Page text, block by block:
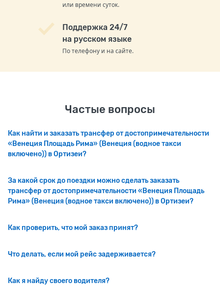
или времени суток.
Поддержка 24/7
на русском языке
По телефону и на сайте.
Частые вопросы
Как найти и заказать трансфер от достопримечательности
«Венеция Площадь Рима» (Венеция (водное такси
включено)) в Ортизеи?
За какой срок до поездки можно сделать заказать
трансфер от достопримечательности «Венеция Площадь
Рима» (Венеция (водное такси включено)) в Ортизеи?
Как проверить, что мой заказ принят?
Что делать, если мой рейс задерживается?
Как я найду своего водителя?